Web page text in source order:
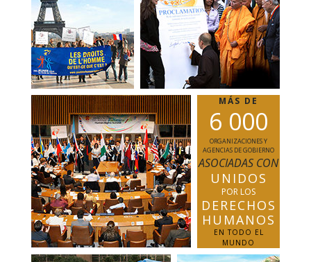
MÁS DE
6 000
ORGANIZACIONES Y
AGENCIAS DE GOBIERNO
ASOCIADAS CON
UNIDOS
POR LOS
DERECHOS
HUMANOS
EN TODO EL
MUNDO